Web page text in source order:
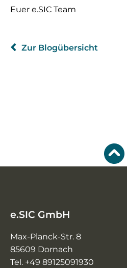
Euer e.SIC Team
Zur Blogübersicht
e.SIC GmbH
Max-Planck-Str. 8
85609 Dornach
Tel. +49 89125091930